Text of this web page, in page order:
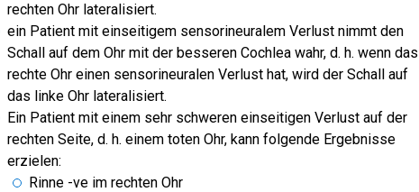
rechten Ohr lateralisiert.
ein Patient mit einseitigem sensorineuralem Verlust nimmt den
Schall auf dem Ohr mit der besseren Cochlea wahr, d. h. wenn das
rechte Ohr einen sensorineuralen Verlust hat, wird der Schall auf
das linke Ohr lateralisiert.
Ein Patient mit einem sehr schweren einseitigen Verlust auf der
rechten Seite, d. h. einem toten Ohr, kann folgende Ergebnisse
erzielen:
Rinne -ve im rechten Ohr